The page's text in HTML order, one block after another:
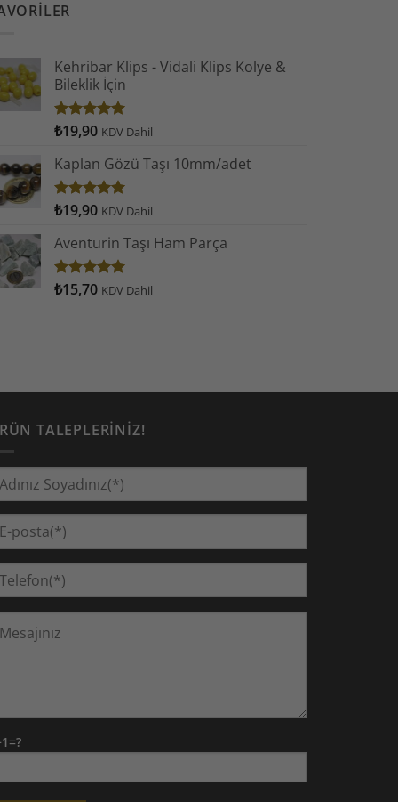
Kehribar Klips - Vidali Klips Kolye &
Bileklik İçin
5 üzerinden
aldı
₺19,90 KDV Dahil
Kaplan Gözü Taşı 10mm/adet
5 üzerinden
aldı
₺19,90 KDV Dahil
Aventurin Taşı Ham Parça
5 üzerinden
₺15,70 KDV Dahil
TALEPLERINIZ!